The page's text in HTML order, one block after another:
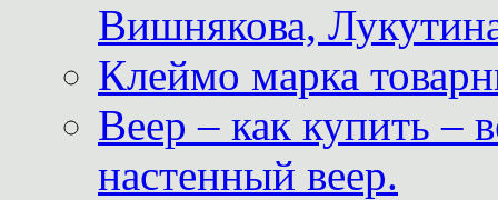
Вишнякова,
Клеймо марка
Веер – как купить –
настенный веер.